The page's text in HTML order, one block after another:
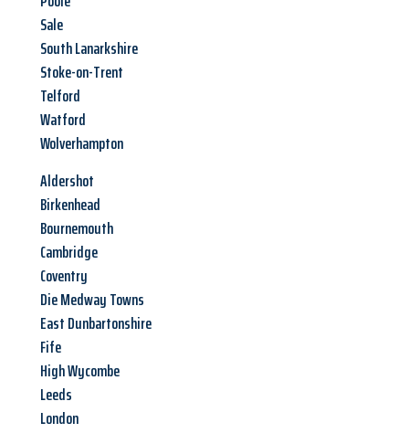
Sale
South Lanarkshire
Stoke-on-Trent
Telford
Watford
Wolverhampton
Aldershot
Birkenhead
Bournemouth
Cambridge
Coventry
Die Medway Towns
East Dunbartonshire
Fife
High Wycombe
Leeds
London